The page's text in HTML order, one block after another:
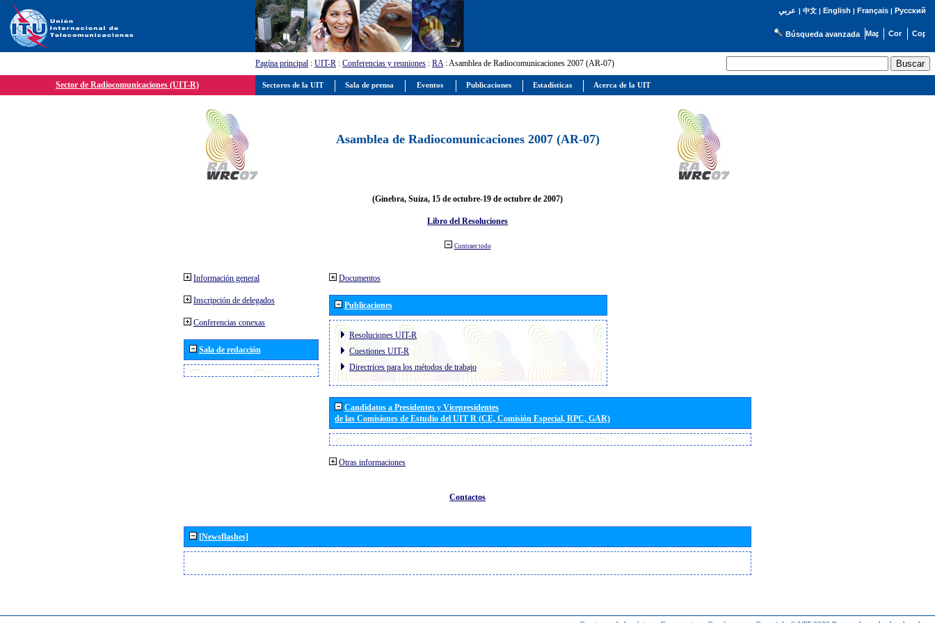
عربي | 中文| English | Français| Русский
Búsqueda avanzada
Pagína principal : UIT-R : Conferencias y reuniones : RA: Asamblea de Radiocomunicaciones 2007 (AR-07)
Sector de Radiocomunicaciones (UIT-R)
Asamblea de Radiocomunicaciones 2007 (AR-07)
(Ginebra, Suiza, 15 de octubre-19 de octubre de 2007)
Libro del Resoluciones
Contraer todo
Información general
Inscripción de delegados
Conferencias conexas
Sala de redacción
Documentos
Publicaciones
Resoluciones UIT-R
Cuestiones UIT-R
Directrices para los métodos de trabajo
Candidatos a Presidentes y Vicepresidentes
de las Comisiones de Estudio del UIT R (CE, Comisión Especial, RPC, GAR)
Otras informaciones
Contactos
[Newsflashes]
Sectores de la UIT Sala de prensa Eventos Publicaciones Estadísticas Acerca de la UIT